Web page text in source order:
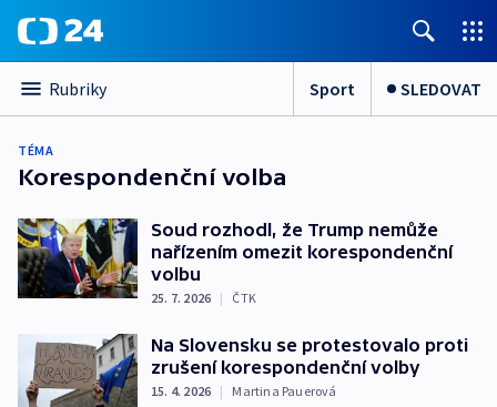
Rubriky Sport SLEDOVAT
TÉMA
Korespondenční volba
Soud rozhodl, že Trump nemůže
nařízením omezit korespondenční
volbu
25. 7. 2026 | ČTK
Na Slovensku se protestovalo proti
zrušení korespondenční volby
15. 4. 2026 | Martina Pauerová